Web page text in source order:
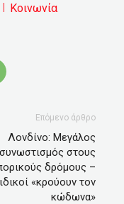
Κοινωνία
Επόμενο άρθρο
Λονδίνο: Μεγάλος
συνωστισμός στους
δρόμους –
«κρούουν τον
κώδωνα»